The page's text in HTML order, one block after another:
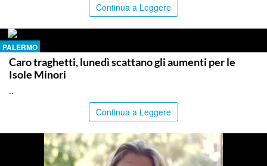
Continua a Leggere
PALERMO
Caro traghetti, lunedì scattano gli aumenti per le
Isole Minori
..
Continua a Leggere